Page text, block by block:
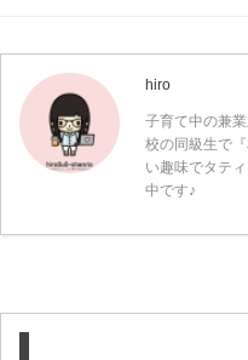
hiro
子育て中の兼
校の同級生で
い趣味でタテ
中です♪